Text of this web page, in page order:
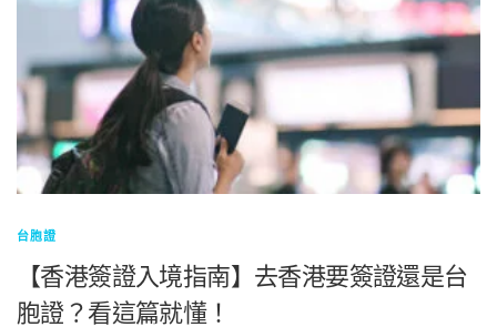
台胞證
【香港簽證入境指南】去香港要簽證還是台
胞證？看這篇就懂！